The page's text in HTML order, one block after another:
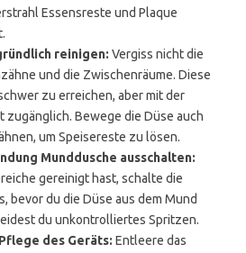
Essensreste und Plaque
reinigen: Vergiss nicht die
und die Zwischenräume. Diese
zu erreichen, aber mit der
zugänglich. Bewege die Düse auch
um Speisereste zu lösen.
Munddusche ausschalten:
gereinigt hast, schalte die
bevor du die Düse aus dem Mund
du unkontrolliertes Spritzen.
des Geräts: Entleere das